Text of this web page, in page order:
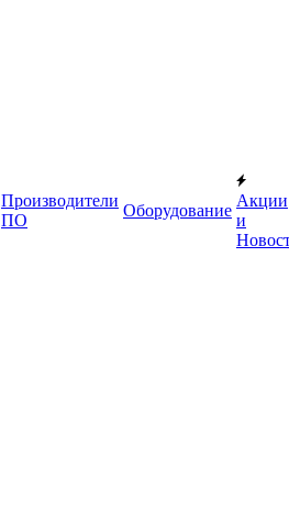
Производители
ПО
Оборудование
Акции
и